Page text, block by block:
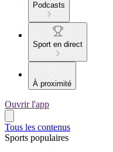
Podcasts
Sport en direct
À proximité
Ouvrir l'app
Tous les contenus
Sports populaires